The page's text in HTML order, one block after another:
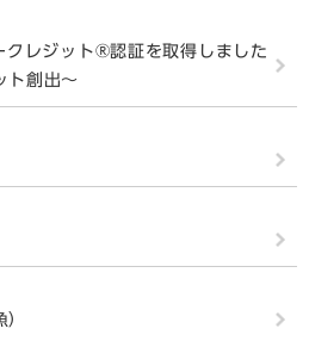
クレジット®認証を取得しました
ト創出～